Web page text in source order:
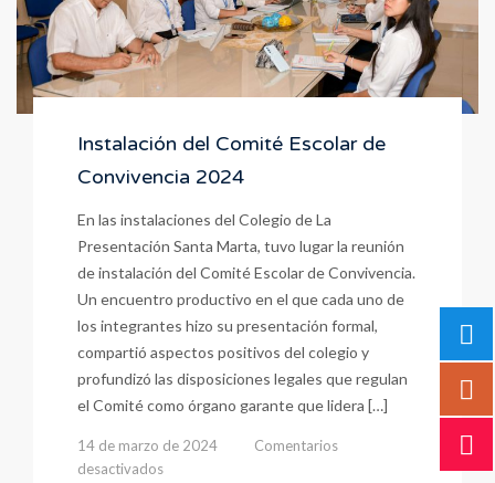
Instalación del Comité Escolar de
Convivencia 2024
En las instalaciones del Colegio de La
Presentación Santa Marta, tuvo lugar la reunión
de instalación del Comité Escolar de Convivencia.
Un encuentro productivo en el que cada uno de
los integrantes hizo su presentación formal,
compartió aspectos positivos del colegio y
profundizó las disposiciones legales que regulan
el Comité como órgano garante que lidera […]
14 de marzo de 2024
Comentarios
desactivados